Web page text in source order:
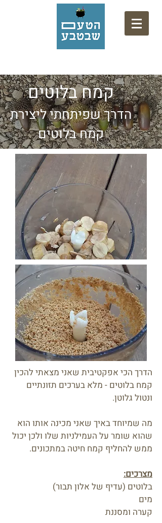
קמח בלוטים
הדרך שפיתחתי ליצירת
קמח בלוטים
הדרך הכי אפקטיבית שאני מצאתי להכין
קמח בלוטים - מלא בערכים תזונתיים
ונטול גלוטן.
מה שמיוחד באיך שאני מכינה אותו הוא
שהוא שומר על העמילניות שלו ולכן יכול
ממש להחליף קמח חיטה במתכונים.
מצרכים:
בלוטים (עדיף של אלון תבור)
מים
קערה ומסננת